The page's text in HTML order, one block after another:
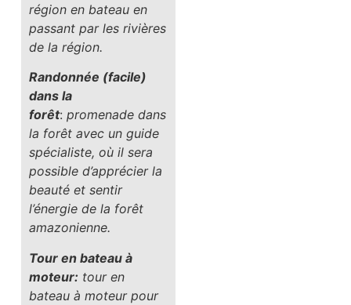
région en bateau en
passant par les rivières
de la région.
Randonnée (facile)
dans la
forêt: promenade dans
la forêt avec un guide
spécialiste, où il sera
possible d’apprécier la
beauté et sentir
l’énergie de la forêt
amazonienne.
Tour en bateau à
moteur: tour en
bateau à moteur pour